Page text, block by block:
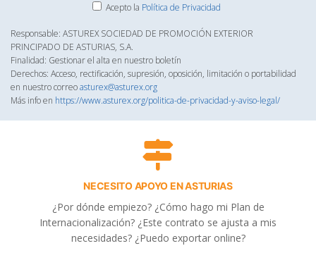
Acepto la Política de Privacidad
Responsable: ASTUREX SOCIEDAD DE PROMOCIÓN EXTERIOR
PRINCIPADO DE ASTURIAS, S.A.
Finalidad: Gestionar el alta en nuestro boletín
Derechos: Acceso, rectificación, supresión, oposición, limitación o portabilidad
en nuestro correoasturex@asturex.org
Más info en https://www.asturex.org/politica-de-privacidad-y-aviso-legal/
NECESITO APOYO EN ASTURIAS
¿Por dónde empiezo? ¿Cómo hago mi Plan de
Internacionalización? ¿Este contrato se ajusta a mis
necesidades? ¿Puedo exportar online?